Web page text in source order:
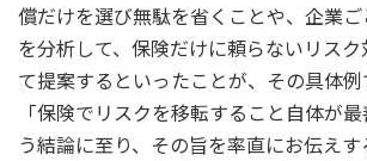
償だけを選び無駄を省くことや、企業
を分析して、保険だけに頼らないリス
て提案するといったことが、その具体例
「保険でリスクを移転すること自体が
う結論に至り、その旨を率直にお伝え